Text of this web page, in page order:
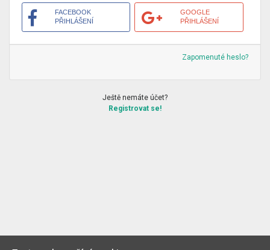
FACEBOOK
PŘIHLÁŠENÍ
GOOGLE
PŘIHLÁŠENÍ
Zapomenuté heslo?
Ještě nemáte účet?
Registrovat se!